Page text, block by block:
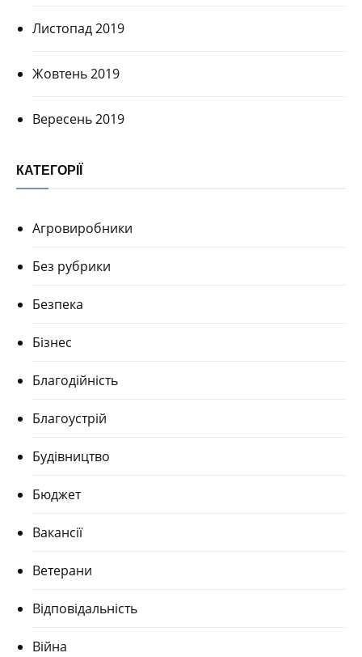
Листопад 2019
Жовтень 2019
Вересень 2019
КАТЕГОРІЇ
Агровиробники
Без рубрики
Безпека
Бізнес
Благодійність
Благоустрій
Будівництво
Бюджет
Вакансії
Ветерани
Відповідальність
Війна